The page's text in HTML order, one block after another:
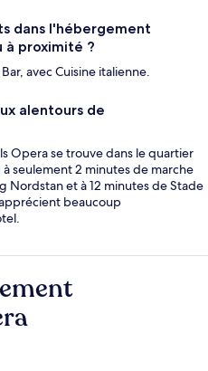
dans l'hébergement
à proximité ?
avec Cuisine italienne.
alentours de
Opera se trouve dans le quartier
seulement 2 minutes de marche
et à 12 minutes de Stade
beaucoup